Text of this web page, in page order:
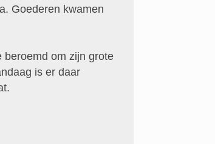
Goederen kwamen
beroemd om zijn grote
is er daar